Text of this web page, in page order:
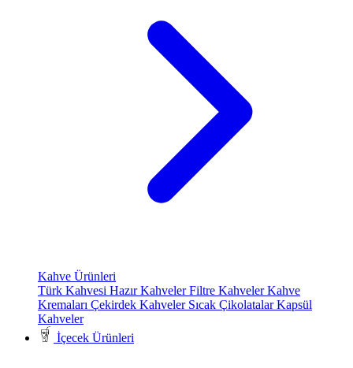
Kahve Ürünleri
Türk Kahvesi Hazır KahvelerFiltre KahvelerKahve
Kremaları Çekirdek Kahveler Sıcak ÇikolatalarKapsül
Kahveler
İçecek Ürünleri